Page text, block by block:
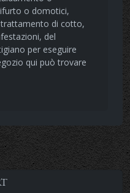
o domotici,
di cotto,
del
per eseguire
qui può trovare